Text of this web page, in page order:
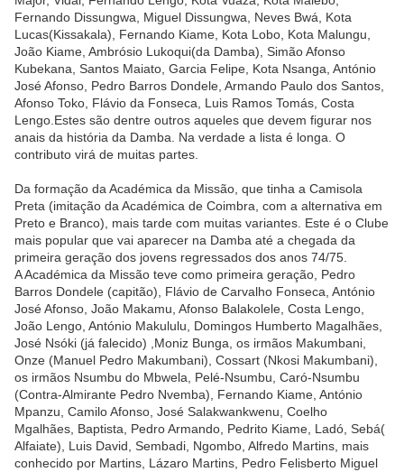
Fernando Dissungwa, Miguel Dissungwa, Neves Bwá, Kota
Lucas(Kissakala), Fernando Kiame, Kota Lobo, Kota Malungu,
João Kiame, Ambrósio Lukoqui(da Damba), Simão Afonso
Kubekana, Santos Maiato, Garcia Felipe, Kota Nsanga, António
José Afonso, Pedro Barros Dondele, Armando Paulo dos Santos,
Afonso Toko, Flávio da Fonseca, Luis Ramos Tomás, Costa
Lengo.Estes são dentre outros aqueles que devem figurar nos
anais da história da Damba. Na verdade a lista é longa. O
contributo virá de muitas partes.
Da formação da Académica da Missão, que tinha a Camisola
Preta (imitação da Académica de Coimbra, com a alternativa em
Preto e Branco), mais tarde com muitas variantes. Este é o Clube
mais popular que vai aparecer na Damba até a chegada da
primeira geração dos jovens regressados dos anos 74/75.
A Académica da Missão teve como primeira geração, Pedro
Barros Dondele (capitão), Flávio de Carvalho Fonseca, António
José Afonso, João Makamu, Afonso Balakolele, Costa Lengo,
João Lengo, António Makululu, Domingos Humberto Magalhães,
José Nsóki (já falecido) ,Moniz Bunga, os irmãos Makumbani,
Onze (Manuel Pedro Makumbani), Cossart (Nkosi Makumbani),
os irmãos Nsumbu do Mbwela, Pelé-Nsumbu, Caró-Nsumbu
(Contra-Almirante Pedro Nvemba), Fernando Kiame, António
Mpanzu, Camilo Afonso, José Salakwankwenu, Coelho
Mgalhães, Baptista, Pedro Armando, Pedrito Kiame, Ladó, Sebá(
Alfaiate), Luis David, Sembadi, Ngombo, Alfredo Martins, mais
conhecido por Martins, Lázaro Martins, Pedro Felisberto Miguel